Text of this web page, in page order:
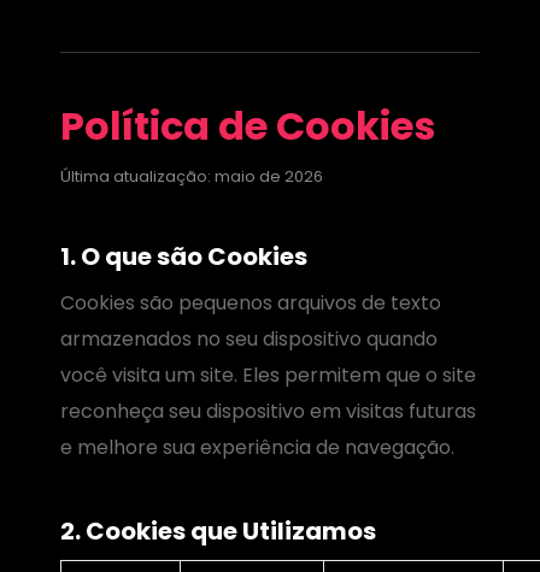
Política de Cookies
Última atualização: maio de 2026
1. O que são Cookies
Cookies são pequenos arquivos de texto
armazenados no seu dispositivo quando
você visita um site. Eles permitem que o site
reconheça seu dispositivo em visitas futuras
e melhore sua experiência de navegação.
2. Cookies que Utilizamos